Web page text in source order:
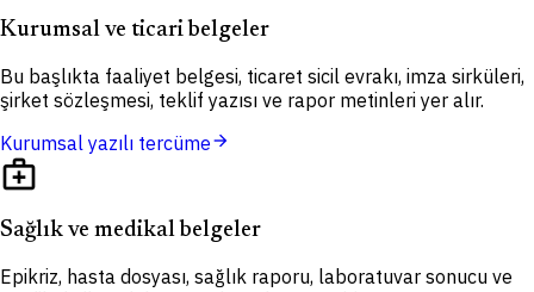
Kurumsal ve ticari belgeler
Bu başlıkta faaliyet belgesi, ticaret sicil evrakı, imza sirküleri,
şirket sözleşmesi, teklif yazısı ve rapor metinleri yer alır.
Kurumsal yazılı tercümearrow_forward
medical_services
Sağlık ve medikal belgeler
Epikriz, hasta dosyası, sağlık raporu, laboratuvar sonucu ve